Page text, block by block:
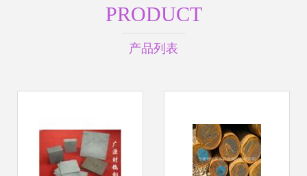
PRODUCT
产品列表